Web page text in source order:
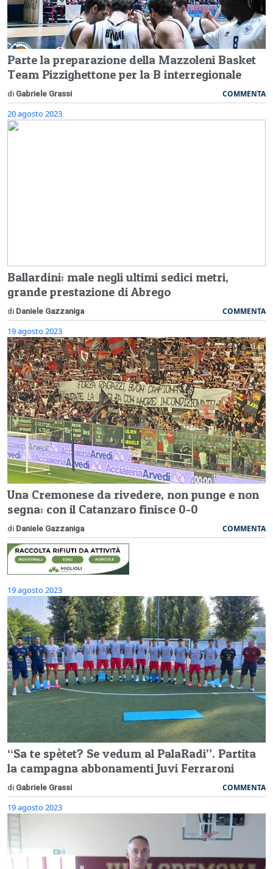
Parte la preparazione della Mazzoleni Basket
Team Pizzighettone per la B interregionale
di Gabriele Grassi COMMENTA
20 agosto 2023
Ballardini: male negli ultimi sedici metri,
grande prestazione di Abrego
di Daniele Gazzaniga COMMENTA
19 agosto 2023
Una Cremonese da rivedere, non punge e non
segna: con il Catanzaro finisce 0-0
di Daniele Gazzaniga COMMENTA
19 agosto 2023
“Sa te spètet? Se vedum al PalaRadi”. Partita
la campagna abbonamenti Juvi Ferraroni
di Gabriele Grassi COMMENTA
19 agosto 2023